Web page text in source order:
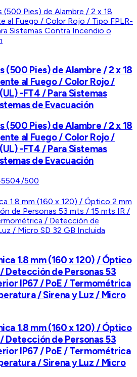
(500 Pies) de Alambre / 2 x 18
al Fuego / Color Rojo /
-FT4 / Para Sistemas
de Evacuación
(500 Pies) de Alambre / 2 x 18
al Fuego / Color Rojo /
-FT4 / Para Sistemas
de Evacuación
500
1.8 mm (160 x 120) / Óptico
Detección de Personas 53
IP67 / PoE / Termométrica
/ Sirena y Luz / Micro
1.8 mm (160 x 120) / Óptico
Detección de Personas 53
IP67 / PoE / Termométrica
/ Sirena y Luz / Micro